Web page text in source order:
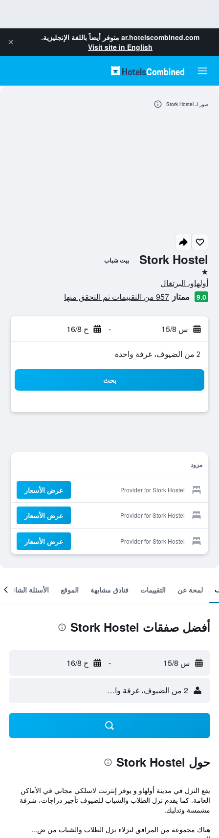
ar.hotelscombined.com متوفر أيضاً باللغة الإنجليزية.
Visit site in English
Stork Hostel بيت شباب
نجمة واحدة
أولهاو، البرتغال
9.0 ممتاز 957 من التقييمات تم التحقق منها
س 15/8 - ح 16/8
2 من الضيوف، غرفة واحدة
بحث
مزود
Provider for Stork Hostel عرض الأسعار
Provider for Stork Hostel عرض الأسعار
Provider for Stork Hostel عرض الأسعار
صور لـ Stork Hostel
لمحة عن التقييمات فنادق مشابهة الموقع الأسئلة الشائعة
أفضل صفقات Stork Hostel
س 15/8 - ح 16/8
2 من الضيوف، غرفة واحدة
حول Stork Hostel
يقع النزل في مدينة أولهاو و يوفر إنترنت لاسلكي مجاني في الأماكن
العامة. كما يقدم نزل الطلاب والشباب للضيوف تأجير دراجات، شرفة
مشمسة وتدليك.
هناك مجموعة من المرافق لنزلاء نزل الطلاب والشباب من ض...